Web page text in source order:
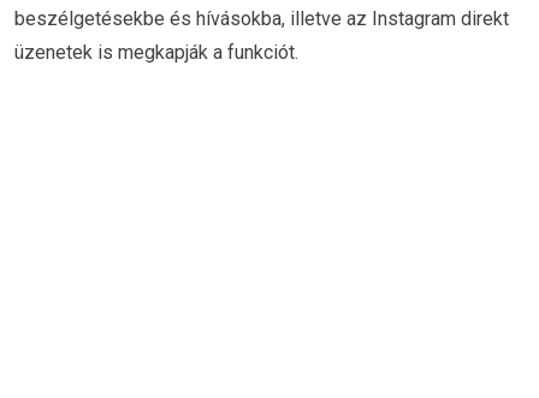
beszélgetésekbe és hívásokba, illetve az Instagram direkt
üzenetek is megkapják a funkciót.